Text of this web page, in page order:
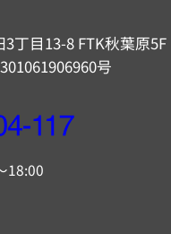
丁目13-8 FTK秋葉原5F
号
18:00